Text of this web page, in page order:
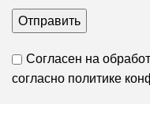
Согласен на
согласно политике